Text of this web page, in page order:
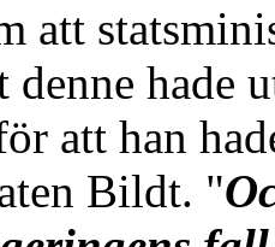
att
denne hade
att han
Bildt. "